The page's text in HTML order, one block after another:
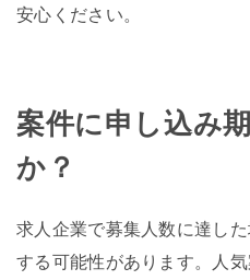
安心ください。
案件に申し込み
か？
求人企業で募集人数に達し
する可能性があります。人